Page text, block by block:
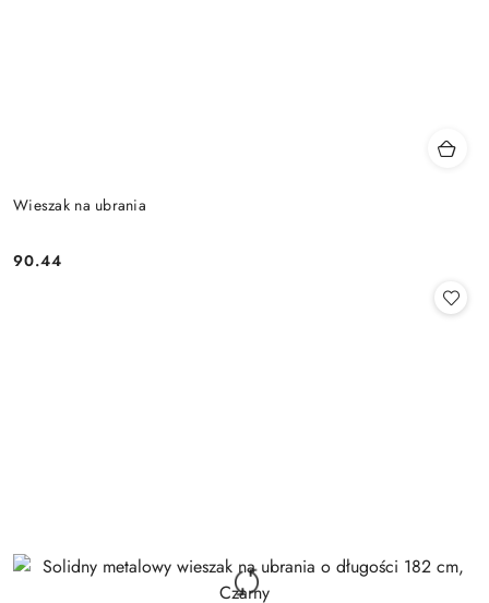
Wieszak na ubrania
Cena:
90.44